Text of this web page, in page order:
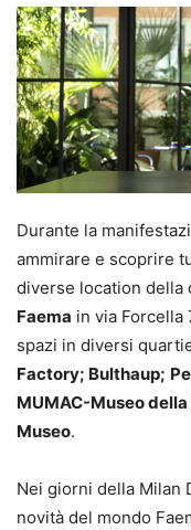
Durante la
ammirare e scoprire
diverse location della
Faema in via Forcella
spazi in diversi
Factory; Bulthaup;
MUMAC-Museo
Museo.
Nei giorni della Milan
novità del mondo